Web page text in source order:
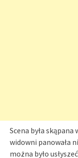
Scena była
widowni panowała
można było